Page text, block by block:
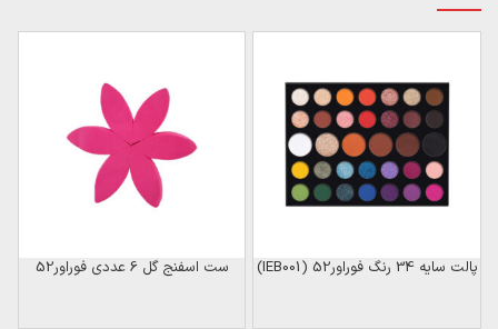
پالت سایه 34 رنگ فوراور52 (IEB001) ست اسفنج گل 6 عددی فوراور52